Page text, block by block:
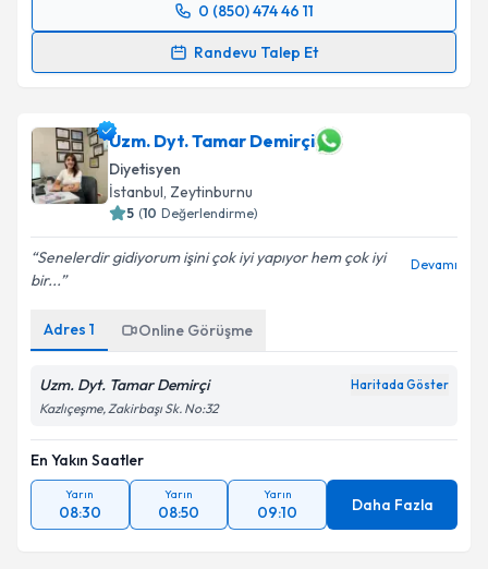
0 (850) 474 46 11
Randevu Talep Et
Randevu Takvimi Talebi
takvim hazırlandığında e-posta ile bilgilendireceğiz.
E-posta Adresiniz
kapsamda işlenmesini kabul ediyorum.
Takvim Talebini Gönder
Uzm. Dyt. Tamar Demirçi
Diyetisyen
İstanbul, Zeytinburnu
5 (10 Değerlendirme)
Senelerdir gidiyorum işini çok iyi yapıyor hem çok iyi
bir...
Devamı
Adres 1 Online Görüşme
Uzm. Dyt. Tamar Demirçi Haritada Göster
Kazlıçeşme, Zakirbaşı Sk. No:32
En Yakın Saatler
Yarın
08:30
Yarın
08:50
Yarın
09:10 Daha Fazla